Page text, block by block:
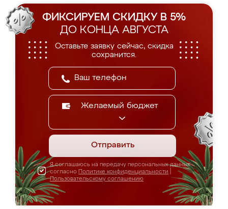
ФИКСИРУЕМ СКИДКУ В 5%
ДО КОНЦА АВГУСТА
Оставьте заявку сейчас, скидка
сохранится.
Желаемый бюджет
Отправить
Я соглашаюсь на передачу персональных данных
согласно Политике конфиденциальности
Пользовательскому соглашению